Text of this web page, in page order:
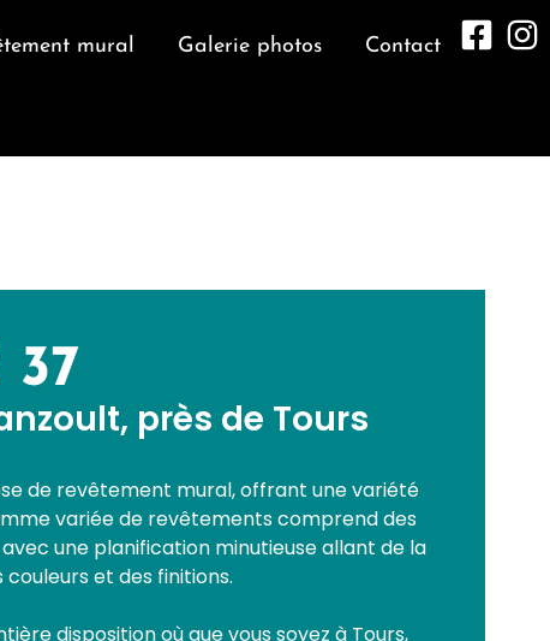
mural Galerie photos Contact
37
près de Tours
de revêtement mural, offrant une variété
variée de revêtements comprend des
une planification minutieuse allant de la
et des finitions.
disposition où que vous soyez à Tours,